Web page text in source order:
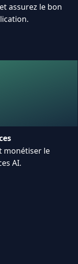
assurez le bon
monétiser le
AI.